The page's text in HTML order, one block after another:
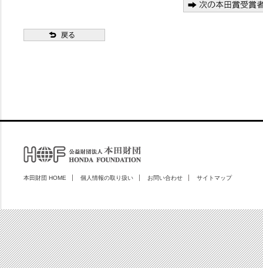
本田財団 HOME 個人情報の取り扱い お問い合わせ サイトマップ